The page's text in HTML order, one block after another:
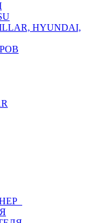
HYUNDAI,